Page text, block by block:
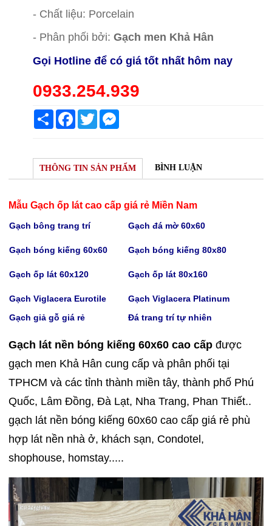
- Chất liệu: Porcelain
- Phân phối bởi:Gạch men Khả Hân
Gọi Hotline để có giá tốt nhất hôm nay
0933.254.939
Share Facebook
Twitter
THÔNG TIN SẢN PHẨM BÌNH LUẬN
Mẫu Gạch ốp lát cao cấp giá rẻ Miền Nam
Gạch bông trang trí Gạchđá mờ 60x60
Gạch bóng kiếng 60x60 Gạch bóng kiếng80x80
Gạchốp lát 60x120 Gạchốp lát 80x160
Gạch Viglacera Eurotile Gạch Viglacera Platinum
Gạch giả gỗ giá rẻ
Đá trang trí tự nhiên
Gạch lát nền bóng kiếng 60x60 cao cấp được
gạch men Khả Hân cung cấp và phân phối tại
TPHCM và các tỉnh thành miền tây, thành phố Phú
Quốc, Lâm Đồng, Đà Lạt, Nha Trang, Phan Thiết..
gạch lát nền bóng kiếng 60x60 cao cấp giá rẻ phù
hợp lát nền nhà ở, khách sạn, Condotel,
shophouse, homstay.....